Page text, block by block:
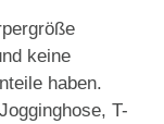
keine
haben.
T-